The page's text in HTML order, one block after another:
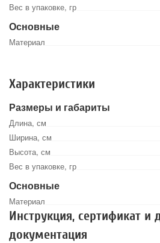
Вес в упаковке, гр
Основные
Материал
Характеристики
Размеры и габариты
Длина, см
Ширина, см
Высота, см
Вес в упаковке, гр
Основные
Материал
Инструкция, сертификат и
документация